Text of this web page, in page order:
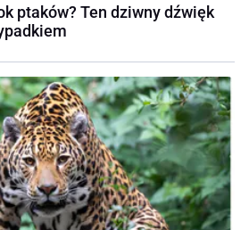
ptaków? Ten dziwny dźwięk